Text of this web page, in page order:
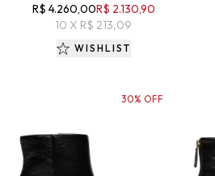
R$ 4.260,00R$ 2.130,90
10 X R$ 213,09
WISHLIST
30% OFF